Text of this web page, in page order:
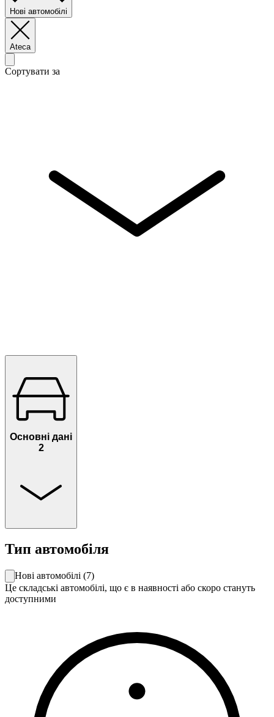
Нові автомобілі
Ateca
Сортувати за
Основні дані
2
Тип автомобіля
Нові автомобілі (7)
Це складські автомобілі, що є в наявності або скоро стануть
доступними